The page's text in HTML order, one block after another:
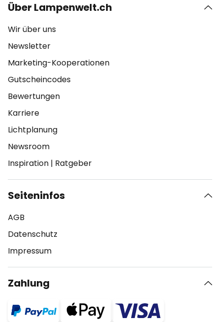
Über Lampenwelt.ch
Wir über uns
Newsletter
Marketing-Kooperationen
Gutscheincodes
Bewertungen
Karriere
Lichtplanung
Newsroom
Inspiration | Ratgeber
Seiteninfos
AGB
Datenschutz
Impressum
Zahlung